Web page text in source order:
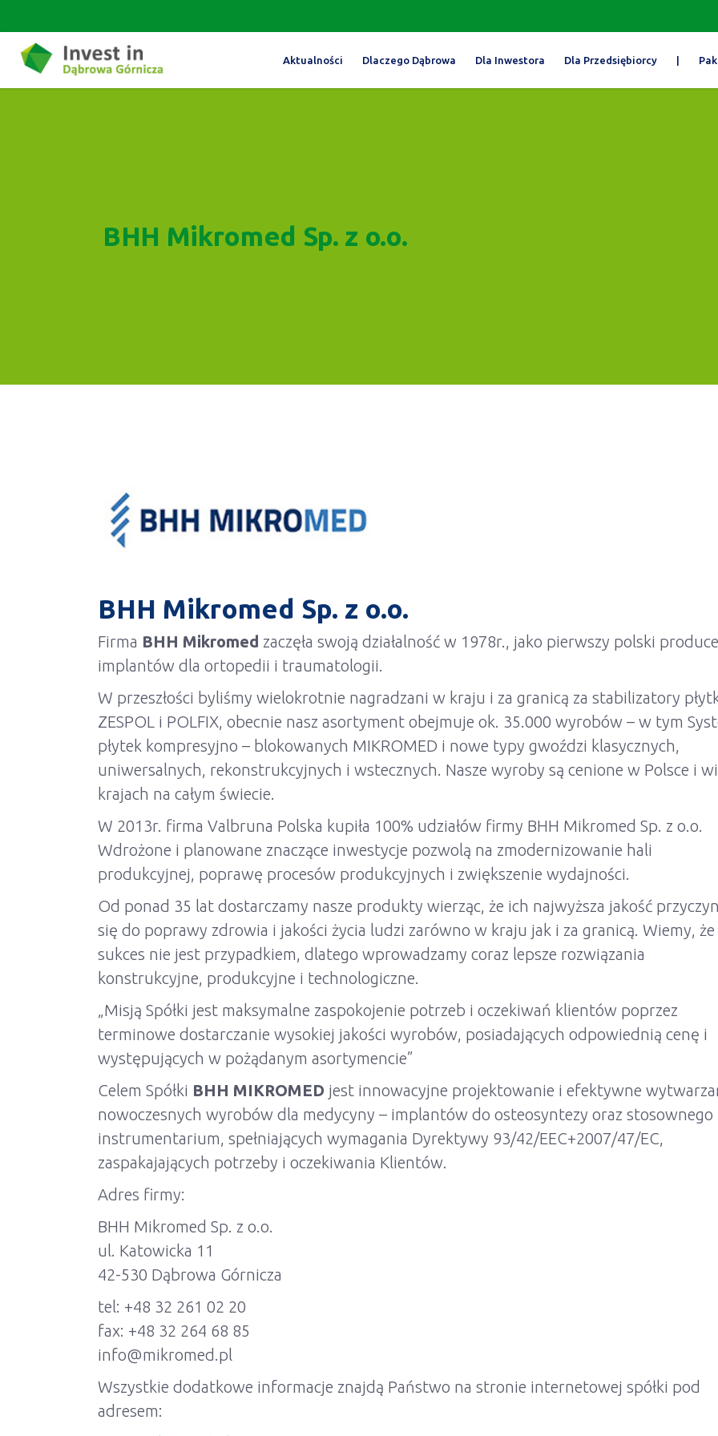
Aktualności Dlaczego Dąbrowa Dla Inwestora Dla Przedsiębiorcy |
BHH Mikromed Sp. z o.o.
BHH Mikromed Sp. z o.o.
Firma BHH Mikromed zaczęła swoją działalność w 1978r., jako pierwszy polski
implantów dla ortopedii i traumatologii.
W przeszłości byliśmy wielokrotnie nagradzani w kraju i za granicą za stabilizatory
ZESPOL i POLFIX, obecnie nasz asortyment obejmuje ok. 35.000 wyrobów – w tym
płytek kompresyjno – blokowanych MIKROMED i nowe typy gwoździ klasycznych,
uniwersalnych, rekonstrukcyjnych i wstecznych. Nasze wyroby są cenione w Polsce i
krajach na całym świecie.
W 2013r. firma Valbruna Polska kupiła 100% udziałów firmy BHH Mikromed Sp. z o.o.
Wdrożone i planowane znaczące inwestycje pozwolą na zmodernizowanie hali
produkcyjnej, poprawę procesów produkcyjnych i zwiększenie wydajności.
Od ponad 35 lat dostarczamy nasze produkty wierząc, że ich najwyższa jakość
się do poprawy zdrowia i jakości życia ludzi zarówno w kraju jak i za granicą. Wiemy, że
sukces nie jest przypadkiem, dlatego wprowadzamy coraz lepsze rozwiązania
konstrukcyjne, produkcyjne i technologiczne.
„Misją Spółki jest maksymalne zaspokojenie potrzeb i oczekiwań klientów poprzez
terminowe dostarczanie wysokiej jakości wyrobów, posiadających odpowiednią cenę i
występujących w pożądanym asortymencie”
Celem Spółki BHH MIKROMED jest innowacyjne projektowanie i efektywne
nowoczesnych wyrobów dla medycyny – implantów do osteosyntezy oraz stosownego
instrumentarium, spełniających wymagania Dyrektywy 93/42/EEC+2007/47/EC,
zaspakajających potrzeby i oczekiwania Klientów.
Adres firmy:
BHH Mikromed Sp. z o.o.
ul. Katowicka 11
42-530 Dąbrowa Górnicza
tel: +48 32 261 02 20
fax: +48 32 264 68 85
info@mikromed.pl
Wszystkie dodatkowe informacje znajdą Państwo na stronie internetowej spółki pod
adresem: